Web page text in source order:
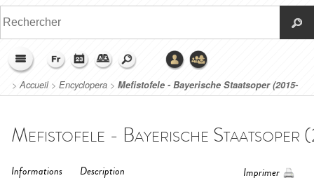
>Accueil> Encyclopera > Mefistofele - Bayerische Staatsoper (2015-
2016)
Informations Description Imprimer